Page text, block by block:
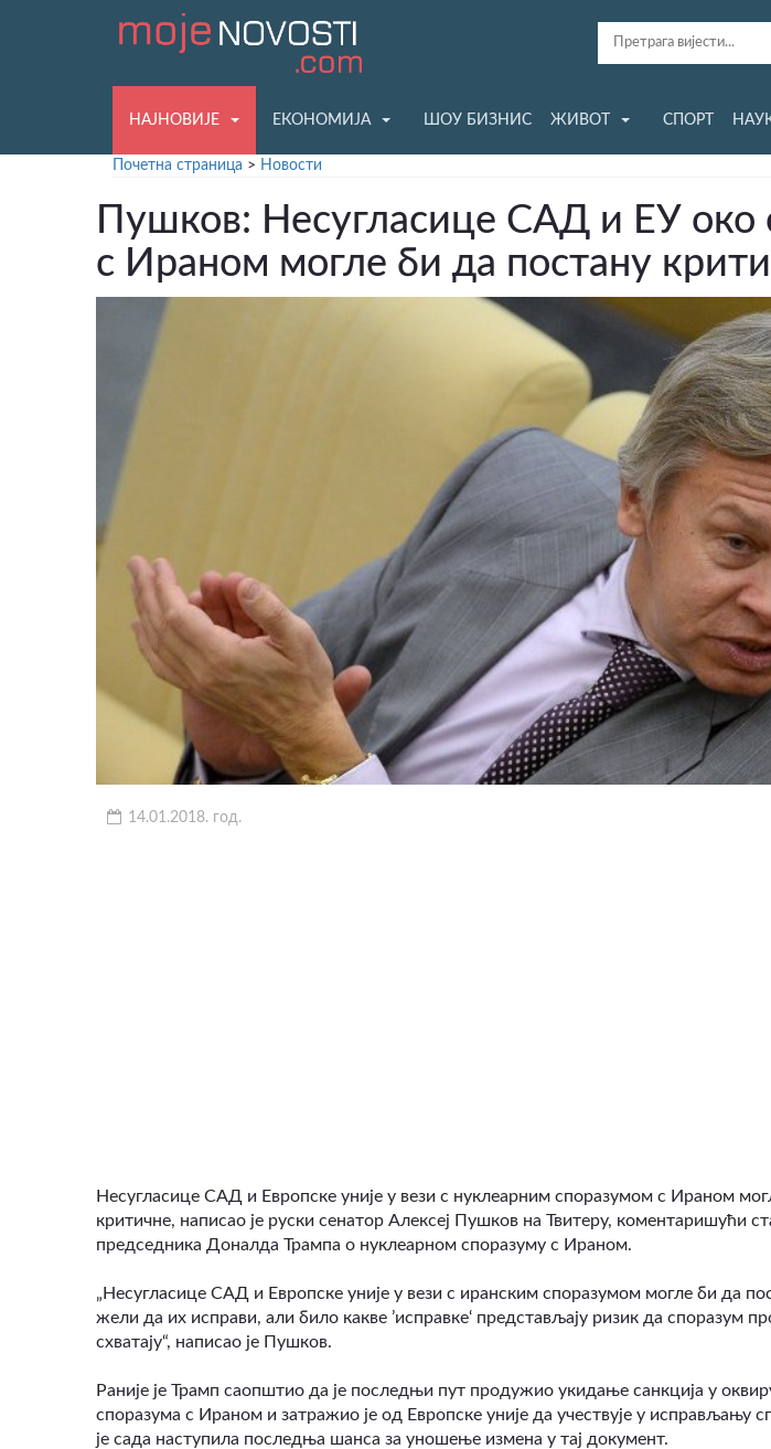
НАЈНОВИЈЕ ЕКОНОМИЈА ШОУ БИЗНИС ЖИВОТ СПОРТ
Почетна страница > Новости
Пушков: Несугласице САД и ЕУ око
с Ираном могле би да постану
14.01.2018. год.
Несугласице САД и Европске уније у вези с нуклеарним споразумом с Ираном
критичне, написао је руски сенатор Алексеј Пушков на Твитеру, коментаришући
председника Доналда Трампа о нуклеарном споразуму с Ираном.
„Несугласице САД и Европске уније у вези с иранским споразумом могле би да
жели да их исправи, али било какве ’исправке‘ представљају ризик да споразум
схватају“, написао је Пушков.
​Раније је Трамп саопштио да је последњи пут продужио укидање санкција у
споразума с Ираном и затражио је од Европске уније да учествује у исправљању
је сада наступила последња шанса за уношење измена у тај документ.